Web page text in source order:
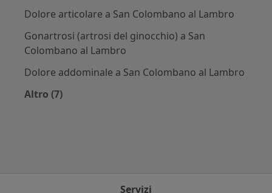
Dolore articolare a San Colombano al Lambro
Gonartrosi (artrosi del ginocchio) a San
Colombano al Lambro
Dolore addominale a San Colombano al Lambro
Altro (7)
Servizi